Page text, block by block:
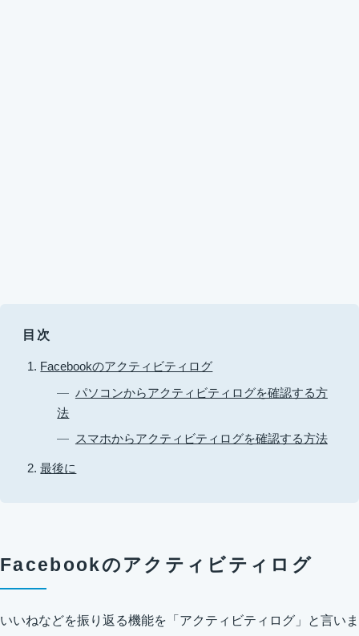
目次
Facebookのアクティビティログ
パソコンからアクティビティログを確認する方
法
スマホからアクティビティログを確認する方法
最後に
Facebookのアクティビティログ
いいねなどを振り返る機能を「アクティビティログ」と言いま